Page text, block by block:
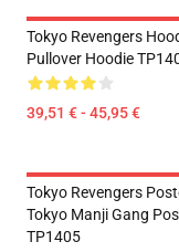
Tokyo Revengers
Pullover Hoodie
39,51 € - 45,95 €
Tokyo Revengers
Tokyo Manji Gang
TP1405